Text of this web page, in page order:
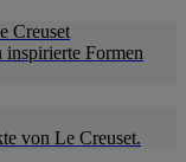
Creuset
Formen
von Le Creuset.